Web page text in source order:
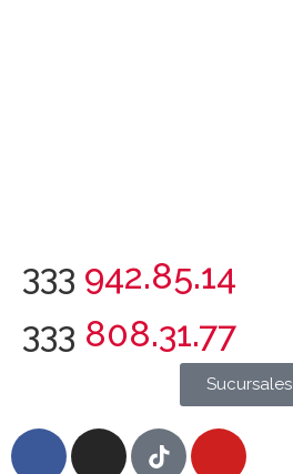
333 942.85.14
333 808.31.77
Sucursales